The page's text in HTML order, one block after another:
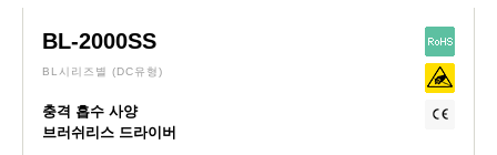
BL-2000SS
BL시리즈별 (DC유형)
충격 흡수 사양
브러쉬리스 드라이버